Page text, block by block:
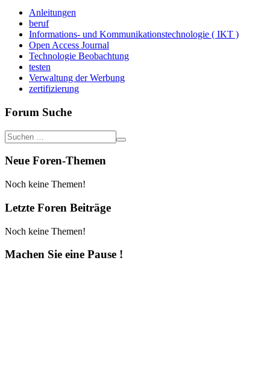
Anleitungen
beruf
Informations- und Kommunikationstechnologie ( IKT )
Open Access Journal
Technologie Beobachtung
testen
Verwaltung der Werbung
zertifizierung
Forum Suche
Neue Foren-Themen
Noch keine Themen!
Letzte Foren Beiträge
Noch keine Themen!
Machen Sie eine Pause !